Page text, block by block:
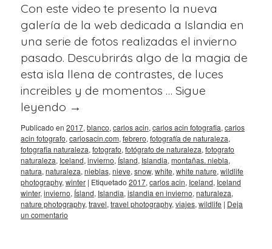
Con este video te presento la nueva
galería de la web dedicada a Islandia en
una serie de fotos realizadas el invierno
pasado. Descubrirás algo de la magia de
esta isla llena de contrastes, de luces
increibles y de momentos … Sigue
leyendo →
Publicado en 2017, blanco, carlos acin, carlos acin fotografia, carlos
acin fotografo, carlosacin.com, febrero, fotografía de naturaleza,
fotografia naturaleza, fotografo, fotógrafo de naturaleza, fotografo
naturaleza, Iceland, invierno, Ísland, Islandia, montañas. niebla,
natura, naturaleza, nieblas, nieve, snow, white, white nature, wildlife
photography, winter | Etiquetado 2017, carlos acin, Iceland, Iceland
winter, invierno, Ísland, Islandia, islandia en invierno, naturaleza,
nature photography, travel, travel photography, viajes, wildlife | Deja
un comentario